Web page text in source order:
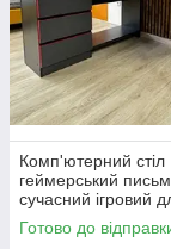
Комп'ютерний стіл
геймерський
сучасний ігровий
комп'ютера
офісу дому
Готово до